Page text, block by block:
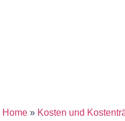
Home » Kosten und